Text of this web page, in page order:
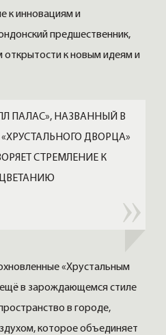
к инновациям и
предшественник,
открытости к новым идеям и
ПАЛАС», НАЗВАННЫЙ В
ДВОРЦА»
СТРЕМЛЕНИЕ К
«Хрустальным
в зарождающемся стиле
в городе,
которое объединяет